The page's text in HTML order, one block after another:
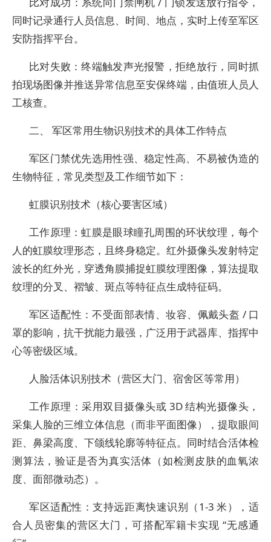
同时记录通行人员信息、时间、地点，实时上传至军区
安防指挥平台。
比对失败：终端触发声光报警，拒绝放行，同时抓
拍现场图像并推送异常信息至安保终端，由值班人员人
工核查。
二、 军区常用生物识别技术的具体工作特点
军区门禁优先选用性强、稳定性高、不易被伪造的
生物特征，常见类型及工作细节如下：
虹膜识别技术（核心要害区域）
工作原理：虹膜是眼球瞳孔周围的环状纹理，每个
人的虹膜纹理形态，且终身稳定。红外摄像头发射特定
波长的红外光，穿透角膜捕捉虹膜纹理图像，算法提取
纹理的分叉、褶皱、斑点等特征点生成特征码。
军区适配性：不受面部表情、妆容、佩戴头盔 / 口
罩的影响，抗干扰能力最强，广泛用于武器库、指挥中
心等密级区域。
人脸活体识别技术（营区大门、宿舍区等常用）
工作原理：采用双目摄像头或 3D 结构光摄像头，
采集人脸的三维立体信息（而非平面图像），提取眼间
距、鼻梁高度、下颌线轮廓等特征点。同时结合活体检
测算法，验证是否为真实活体（如检测皮肤的血氧浓
度、面部微动态）。
军区适配性：支持远距离快速识别（1-3 米），适
合人员密集的营区大门，可搭配军籍卡实现 “无感通